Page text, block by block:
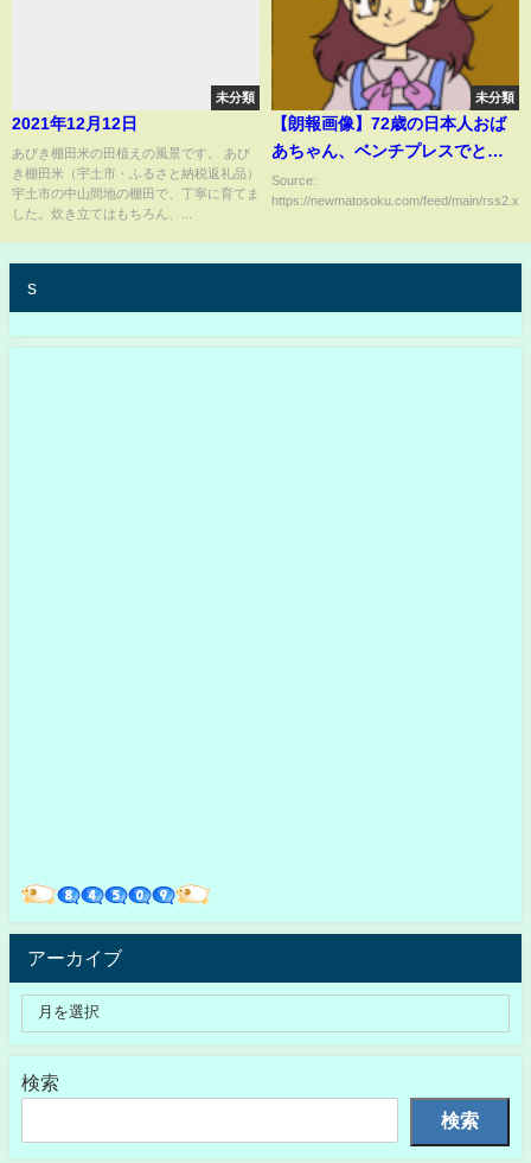
未分類
2021年12月12日
あびき棚田米の田植えの風景です。 あび
き棚田米（宇土市・ふるさと納税返礼品）
宇土市の中山間地の棚田で、丁寧に育てま
した。炊き立てはもちろん、...
未分類
【朗報画像】72歳の日本人おば
あちゃん、ベンチプレスでとん
でもない記録を叩き出す
wwwwwwwwww
Source:
https://newmatosoku.com/feed/main/
s
アーカイブ
検索
検索